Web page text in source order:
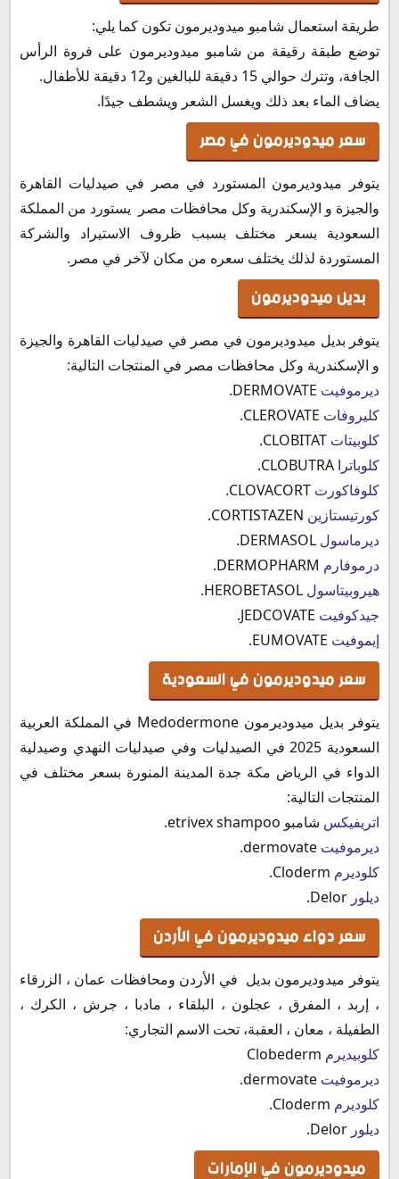
طريقة استعمال شامبو ميدوديرمون تكون كما يلي:
توضع طبقة رقيقة من شامبو ميدوديرمون على فروة الرأس
الجافة، وتترك حوالي 15 دقيقة للبالغين و12 دقيقة للأطفال.
يضاف الماء بعد ذلك ويغسل الشعر ويشطف جيدًا.
سعر ميدوديرمون في مصر
يتوفر ميدوديرمون المستورد في مصر في صيدليات القاهرة
والجيزة و الإسكندرية وكل محافظات مصر يستورد من المملكة
السعودية بسعر مختلف بسبب ظروف الاستيراد والشركة
المستوردة لذلك يختلف سعره من مكان لآخر في مصر.
بديل ميدوديرمون
يتوفر بديل ميدوديرمون في مصر في صيدليات القاهرة والجيزة
و الإسكندرية وكل محافظات مصر في المنتجات التالية:
ديرموفيت
كليروفات
كلوبيتات
كلوباترا
كلوفاكورت
كورتيستازين
ديرماسول
درموفارم
هيروبيتاسول
جيدكوفيت
إيموفيت
سعر ميدوديرمون في السعودية
يتوفر بديل ميدوديرمون Medodermone في المملكة العربية
السعودية 2025 في الصيدليات وفي صيدليات النهدي وصيدلية
الدواء في الرياض مكة جدة المدينة المنورة بسعر مختلف في
المنتجات التالية:
اتريفيكس شامبو etrivex shampoo.
ديرموفيت
كلوديرم
ديلور
سعر دواء ميدوديرمون في الأردن
يتوفر ميدوديرمون بديل في الأردن ومحافظات عمان ، الزرقاء
، إربد ، المفرق ، عجلون ، البلقاء ، مادبا ، جرش ، الكرك ،
الطفيلة ، معان ، العقبة، تحت الاسم التجاري:
كلوبيديرم
ديرموفيت
كلوديرم
ديلور
ميدوديرمون في الإمارات